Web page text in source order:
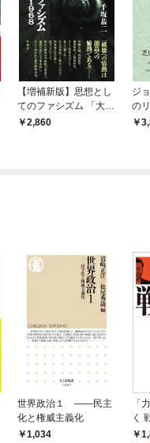
【増補新版】思想とし
てのファシズム 「大東
亜戦争」と１９６８
2,860
ジ
の
世界政治１ ――民主
化と権威主義化
1,034
「
く